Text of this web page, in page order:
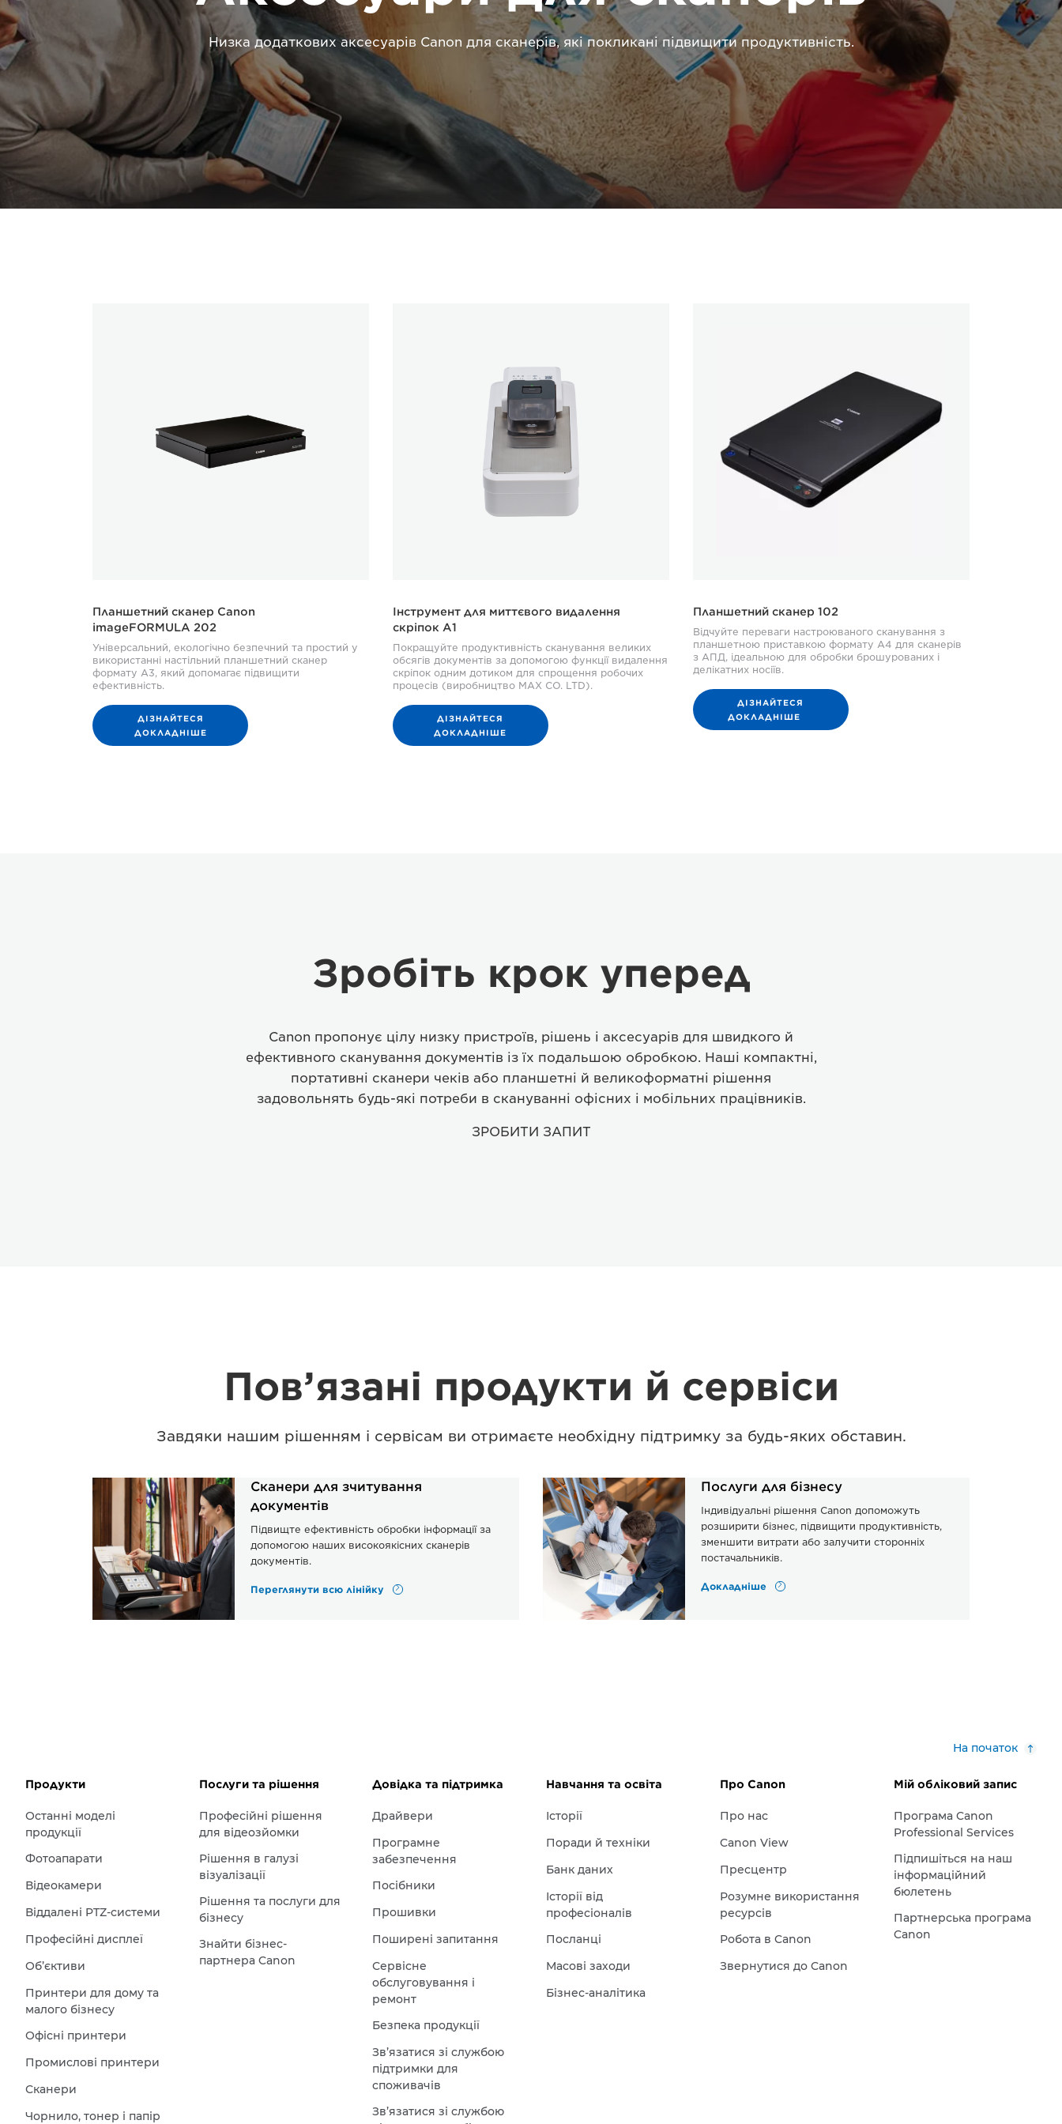
Низка додаткових аксесуарів Canon для сканерів, які покликані підвищити продуктивність.
Планшетний сканер Canon
imageFORMULA 202
Універсальний, екологічно безпечний та простий у
використанні настільний планшетний сканер
формату A3, який допомагає підвищити
ефективність.
ДІЗНАЙТЕСЯ
ДОКЛАДНІШЕ
Інструмент для миттєвого видалення
скріпок A1
Покращуйте продуктивність сканування великих
обсягів документів за допомогою функції видалення
скріпок одним дотиком для спрощення робочих
процесів (виробництво MAX CO. LTD).
ДІЗНАЙТЕСЯ
ДОКЛАДНІШЕ
Планшетний сканер 102
Відчуйте переваги настроюваного сканування з
планшетною приставкою формату A4 для сканерів
з АПД, ідеальною для обробки брошурованих і
делікатних носіїв.
ДІЗНАЙТЕСЯ
ДОКЛАДНІШЕ
Зробіть крок уперед
Canon пропонує цілу низку пристроїв, рішень і аксесуарів для швидкого й
ефективного сканування документів із їх подальшою обробкою. Наші компактні,
портативні сканери чеків або планшетні й великоформатні рішення
задовольнять будь-які потреби в скануванні офісних і мобільних працівників.
ЗРОБИТИ ЗАПИТ
Пов’язані продукти й сервіси
Завдяки нашим рішенням і сервісам ви отримаєте необхідну підтримку за будь-яких обставин.
Сканери для зчитування
документів
Підвищте ефективність обробки інформації за
допомогою наших високоякісних сканерів
документів.
Переглянути всю лінійку
Послуги для бізнесу
Індивідуальні рішення Canon допоможуть
розширити бізнес, підвищити продуктивність,
зменшити витрати або залучити сторонніх
постачальників.
Докладніше
На початок
Продукти
Останні моделі
продукції
Фотоапарати
Відеокамери
Віддалені PTZ-системи
Професійні дисплеї
Об’єктиви
Принтери для дому та
малого бізнесу
Офісні принтери
Промислові принтери
Сканери
Чорнило, тонер і папір
Послуги та рішення
Професійні рішення
для відеозйомки
Рішення в галузі
візуалізації
Рішення та послуги для
бізнесу
Знайти бізнес-
партнера Canon
Довідка та підтримка
Драйвери
Програмне
забезпечення
Посібники
Прошивки
Поширені запитання
Сервісне
обслуговування і
ремонт
Безпека продукції
Зв’язатися зі службою
підтримки для
споживачів
Зв’язатися зі службою
Навчання та освіта
Історії
Поради й техніки
Банк даних
Історії від
професіоналів
Посланці
Масові заходи
Бізнес-аналітика
Про Canon
Про нас
Canon View
Пресцентр
Розумне використання
ресурсів
Робота в Canon
Звернутися до Canon
Мій обліковий запис
Програма Canon
Professional Services
Підпишіться на наш
інформаційний
бюлетень
Партнерська програма
Canon